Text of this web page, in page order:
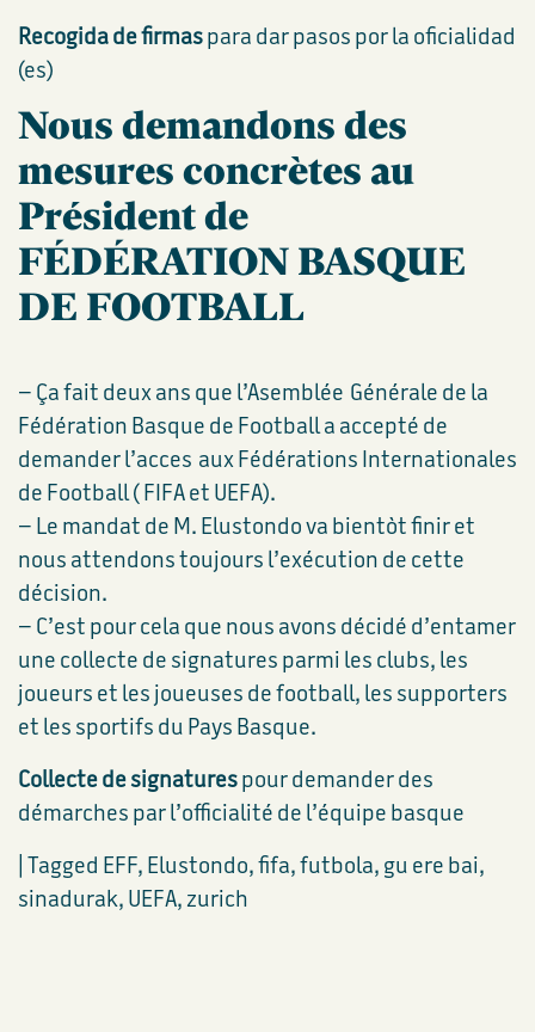
Recogida de firmaspara dar pasos por la oficialidad
(es)
Nous demandons des
mesures concrètes au
Président de
FÉDÉRATION BASQUE
DE FOOTBALL
– Ça fait deux ans que l’Asemblée Générale de la
Fédération Basque de Football a accepté de
demander l’acces aux Fédérations Internationales
de Football ( FIFA et UEFA).
– Le mandat de M. Elustondo va bientòt finir et
nous attendons toujours l’exécution de cette
décision.
– C’est pour cela que nous avons décidé d’entamer
une collecte de signatures parmi les clubs, les
joueurs et les joueuses de football, les supporters
et les sportifs du Pays Basque.
Collecte de signaturespour demander des
démarches par l’officialité de l’équipe basque
Tagged EFF, Elustondo,fifa,futbola, gu ere bai,
sinadurak, UEFA,zurich